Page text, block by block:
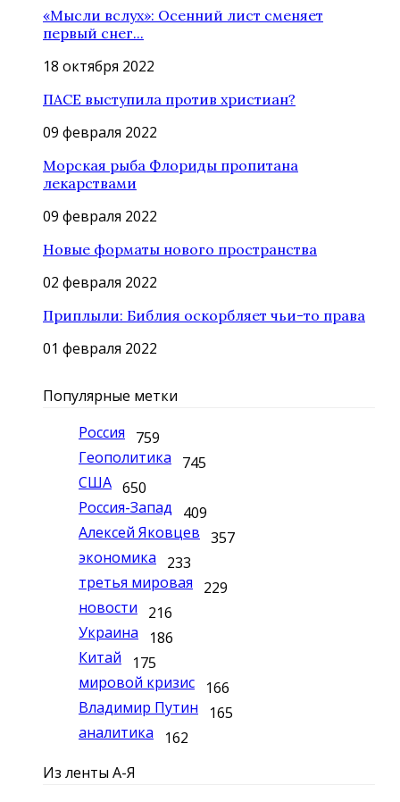
«Мысли вслух»: Осенний лист сменяет
первый снег...
18 октября 2022
ПАСЕ выступила против христиан?
09 февраля 2022
Морская рыба Флориды пропитана
лекарствами
09 февраля 2022
Новые форматы нового пространства
02 февраля 2022
Приплыли: Библия оскорбляет чьи-то права
01 февраля 2022
Популярные метки
Россия
759
Геополитика
745
США 650
Россия-Запад
409
Алексей Яковцев 357
экономика
233
третья мировая
229
новости
216
Украина
186
Китай
175
мировой кризис
166
Владимир Путин
165
аналитика
162
Из ленты А-Я